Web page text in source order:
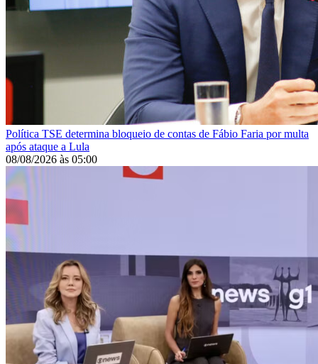
Política TSE determina bloqueio de contas de Fábio Faria por multa
após ataque a Lula
08/08/2026 às 05:00